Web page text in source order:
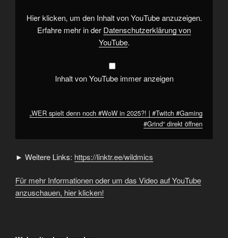
#Twitch
#Gaming
#Grind“
Hier klicken, um den Inhalt von YouTube anzuzeigen.
Erfahre mehr in der Datenschutzerklärung von
YouTube.
Inhalt von YouTube immer anzeigen
„WER spielt denn noch #WoW in 2025?! | #Twitch #Gaming
#Grind“ direkt öffnen
► Weitere Links: https://linktr.ee/wildmics
Für mehr Informationen oder um das Video auf YouTube
anzuschauen, hier klicken!